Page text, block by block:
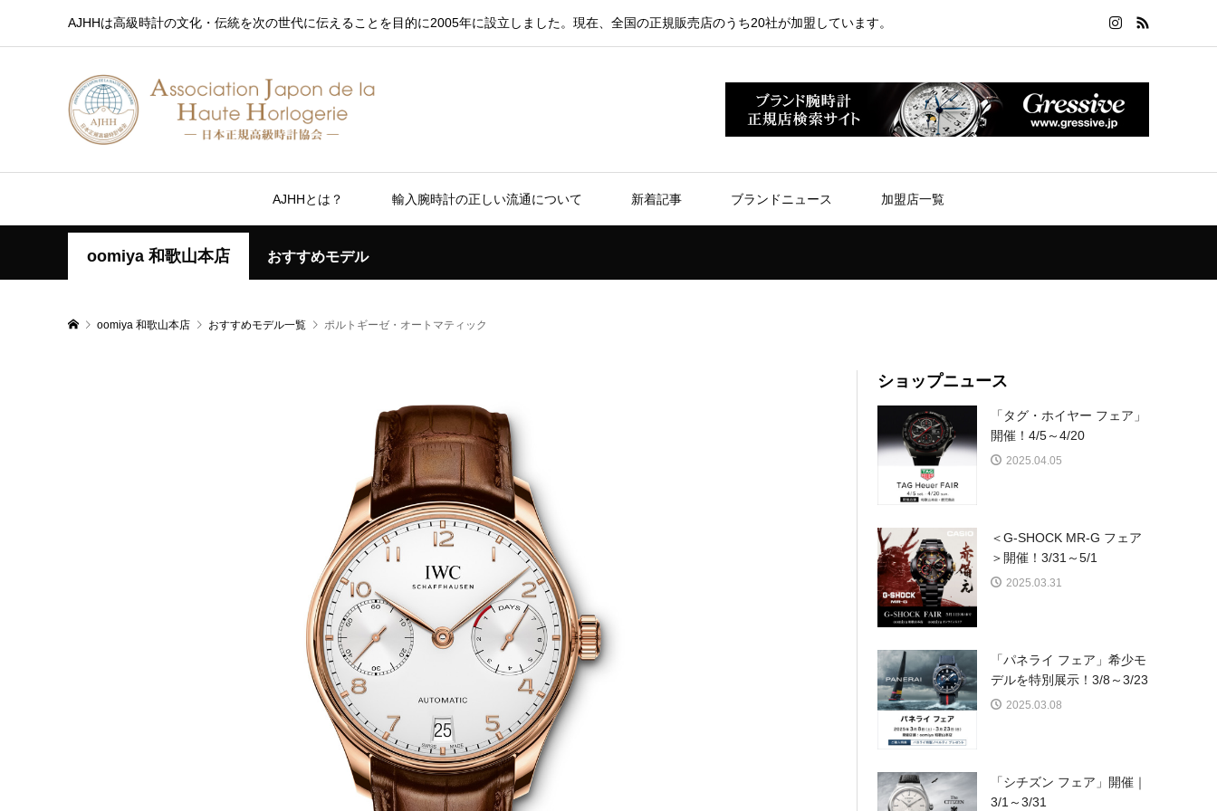
AJHHは高級時計の文化・伝統を次の世代に伝えることを目的に2005年に設立しました。現在、全国の正規販売店のうち20社が加盟しています。
AJHHとは？ 輸入腕時計の正しい流通について 新着記事 ブランドニュース 加盟店一覧
oomiya 和歌山本店 おすすめモデル
oomiya 和歌山本店 おすすめモデル一覧 ポルトギーゼ・オートマティック
ショップニュース
「タグ・ホイヤー フェア」
開催！4/5～4/20
2025.04.05
＜G-SHOCK MR-G フェア
＞開催！3/31～5/1
2025.03.31
「パネライ フェア」希少モ
デルを特別展示！3/8～3/23
2025.03.08
「シチズン フェア」開催｜
3/1～3/31